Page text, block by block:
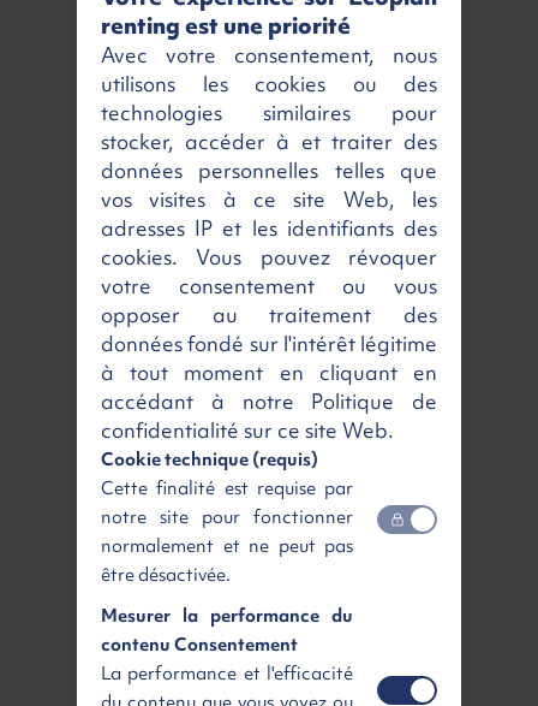
Agence de livraison
Gratuit
Agence de livraison
dès 165 €
Livraison à domicile
Ile de France
Région parisienne
dès 59 €HT
Toute la France
Livraison à domicile
dès 189 €HT
Livraison enPoint Relais partout en
France à partir de :
dès 220 € HT
Bordeaux Nantes
Lille Nice
Lyon Strasbourg
Marseille
Nos services disponibles
renting est une priorité
Avec votre consentement, nous
utilisons les cookies ou des
technologies similaires pour
stocker, accéder à et traiter des
données personnelles telles que
vos visites à ce site Web, les
adresses IP et les identifiants des
cookies. Vous pouvez révoquer
votre consentement ou vous
opposer au traitement des
données fondé sur l'intérêt légitime
à tout moment en cliquant en
accédant à notre Politique de
confidentialité sur ce site Web.
Cookie technique (requis)
Cette finalité est requise par
notre site pour fonctionner
normalement et ne peut pas
être désactivée.
Mesurer la performance du
contenu Consentement
La performance et l'efficacité